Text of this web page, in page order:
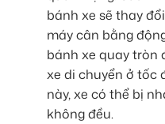
bánh xe sẽ thay
máy cân bằng
bánh xe quay tròn
xe di chuyển ở tốc
này, xe có thể bị
không đều.